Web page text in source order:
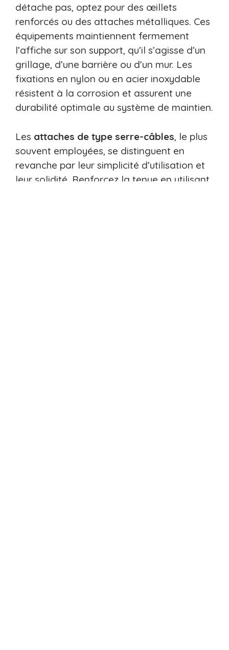
détache pas, optez pour des œillets
renforcés ou des attaches métalliques. Ces
équipements maintiennent fermement
l’affiche sur son support, qu’il s’agisse d’un
grillage, d’une barrière ou d’un mur. Les
fixations en nylon ou en acier inoxydable
résistent à la corrosion et assurent une
durabilité optimale au système de maintien.
Les attaches de type serre-câbles, le plus
souvent employées, se distinguent en
revanche par leur simplicité d’utilisation et
leur solidité. Renforcez la tenue en utilisant